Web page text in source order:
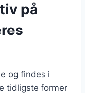
på
og findes i
tidligste former